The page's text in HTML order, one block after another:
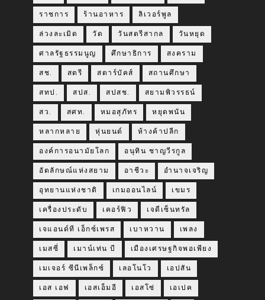
ราชการ ร้านอาหาร ลิเวอร์พูล
ล่วงละเมิด วัด วันสตรีสากล วันหยุด
ศาลรัฐธรรมนูญ ศึกษาธิการ สงคราม
สช. สตรี สตาร์บัคส์ สถานศึกษา
สทป. สปส. สปสช. สยามพิวรรธน์
สว. สศท. หมอสุภัทร หยุดพนัน
หลากหลาย หุ่นยนต์ ห้างค้าปลีก
องค์การอนามัยโลก อนุทิน ชาญวีรกูล
อัตลักษณ์แห่งสยาม อาชีวะ อำนาจเจริญ
อุทยานแห่งชาติ เกมออนไลน์ เขมร
เครื่องประดับ เคอร์ฟิว เจดีเซ็นทรัล
เจแอนด์ที เอ็กซ์เพรส เบาหวาน เพลง
เมสซี่ เมาน์เท่น บี เมืองเศรษฐกิจพอเพียง
เมเจอร์ ซีนีเพล็กซ์ เลอโนโว เอปสัน
เอส เอฟ เอสเอ็มอี เอสโซ่ เอเปค